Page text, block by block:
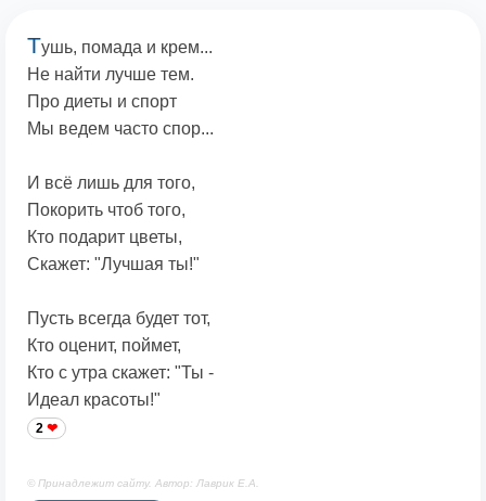
Тушь, помада и крем...
Не найти лучше тем.
Про диеты и спорт
Мы ведем часто спор...
И всё лишь для того,
Покорить чтоб того,
Кто подарит цветы,
Скажет: "Лучшая ты!"
Пусть всегда будет тот,
Кто оценит, поймет,
Кто с утра скажет: "Ты -
Идеал красоты!"
2
© Принадлежит сайту. Автор: Лаврик Е.А.